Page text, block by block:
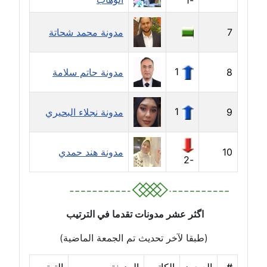
موقوف
مدونة أميرة اسماعيل
مدونة أميرة رفعت
عاملة
مدونة أميرة محمود
عاملة
مدونة انجي مطاوع
مدونة آيات القاضي
عاملة
مدونة ايمان الدواخلي
7 مدونة محمد شحاتة
8
1 مدونة حاتم سلامة
9
1 مدونة نجلاء البحيري
10
-2
مدونة هند حمدي
اگثر عشر مدونات تقدما في الترتيب
(طبقا لآخر تحديث تم الجمعة الماضية)